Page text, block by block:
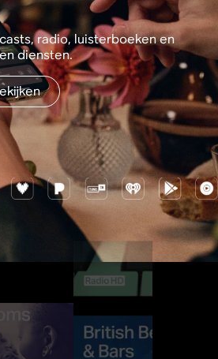
radio, luisterboeken en
diensten.